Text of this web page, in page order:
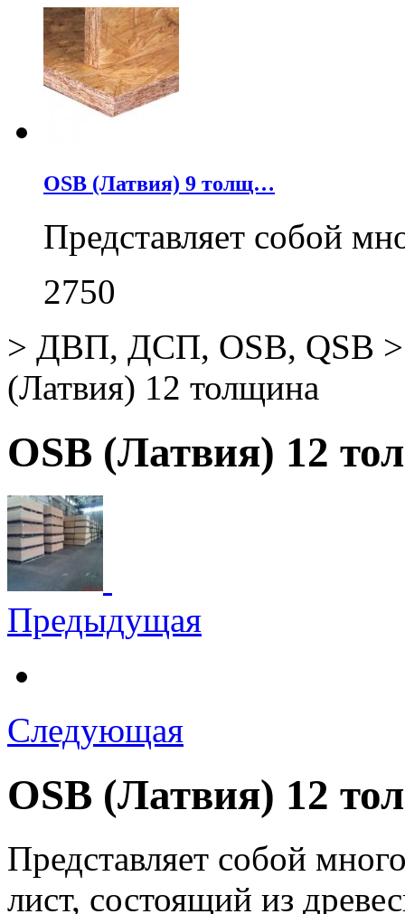
OSB (Латвия) 9 толщ…
Представляет собой
2750
> ДВП, ДСП, OSB, QSB >
(Латвия) 12 толщина
OSB (Латвия) 12
Предыдущая
Следующая
OSB (Латвия) 12
Представляет собой
лист, состоящий из